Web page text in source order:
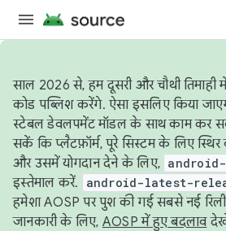
साल 2026 से, हम दूसरी और चौथी तिमाही
कोड पब्लिश करेंगे. ऐसा इसलिए किया
स्टेबल डेवलपमेंट मॉडल के साथ काम कर
सकें कि प्लैटफ़ॉर्म, पूरे सिस्टम के लिए स्थिर
और उसमें योगदान देने के लिए,
इस्तेमाल करें.
android-latest-
हमेशा AOSP पर पुश की गई सबसे नई
जानकारी के लिए, AOSP में हुए बदलाव